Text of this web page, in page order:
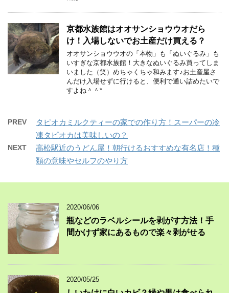
京都水族館はオオサンショウウオだら
け！入場しないでお土産だけ買える？
オオサンショウウオの「本物」も「ぬいぐるみ」も
いすぎな京都水族館！大きなぬいぐるみ買ってしま
いました（笑）めちゃくちゃ和みます♪お土産屋さ
んだけ入場せずに行けると、便利で通い詰めたいで
すよね＾＾*
PREV
タピオカミルクティーの家での作り方！スーパーの冷
凍タピオカは美味しいの？
NEXT
高松駅近のうどん屋！朝行けるおすすめな有名店！種
類の意味やセルフのやり方
2020/06/06
瓶などのラベルシールを剥がす方法！手
間かけず家にあるもので楽々剥がせる
2020/05/25